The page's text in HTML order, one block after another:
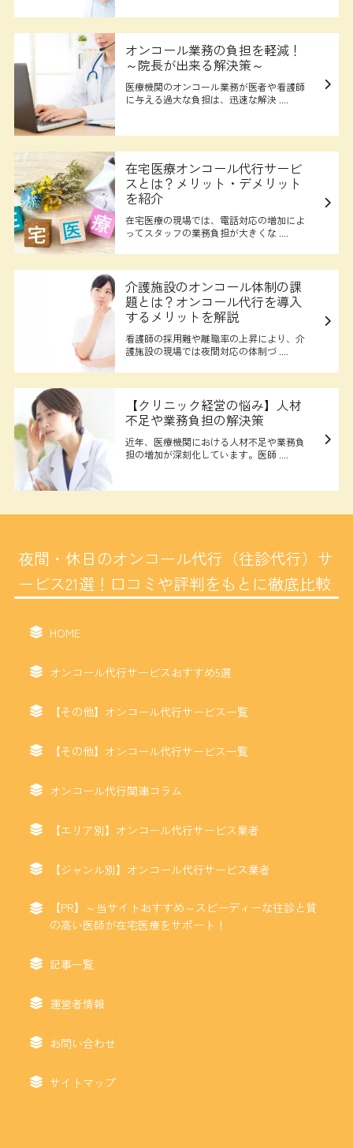
オンコール業務の負担を軽減！
～院長が出来る解決策～
医療機関のオンコール業務が医者や看護師
に与える過大な負担は、迅速な解決 ....
在宅医療オンコール代行サービ
スとは？メリット・デメリット
を紹介
在宅医療の現場では、電話対応の増加によ
ってスタッフの業務負担が大きくな ....
介護施設のオンコール体制の課
題とは？オンコール代行を導入
するメリットを解説
看護師の採用難や離職率の上昇により、介
護施設の現場では夜間対応の体制づ ....
【クリニック経営の悩み】人材
不足や業務負担の解決策
近年、医療機関における人材不足や業務負
担の増加が深刻化しています。医師 ....
夜間・休日のオンコール代行（往診代行）サ
ービス21選！口コミや評判をもとに徹底比較
HOME
オンコール代行サービスおすすめ5選
【その他】オンコール代行サービス一覧
【その他】オンコール代行サービス一覧
オンコール代行関連コラム
【エリア別】オンコール代行サービス業者
【ジャンル別】オンコール代行サービス業者
【PR】～当サイトおすすめ～スピーディーな往診と質
の高い医師が在宅医療をサポート！
記事一覧
運営者情報
お問い合わせ
サイトマップ